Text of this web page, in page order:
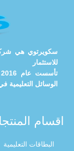
سكويرتوي هي
للاستثمار
الوسائل التعليمية
اقسام
البطاقات التعليمية